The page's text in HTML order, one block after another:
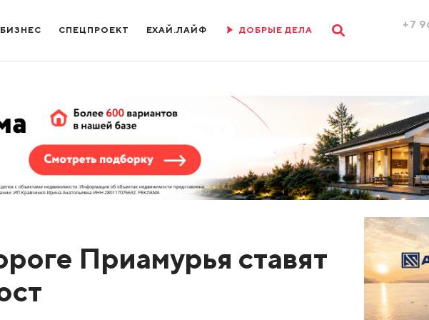
БИЗНЕС СПЕЦПРОЕКТ ЕХАЙ.ЛАЙФ ДОБРЫЕ ДЕЛА +7
Приамурья ставят